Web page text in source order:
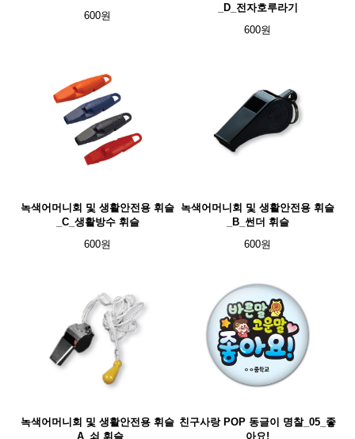
600원
_D_전자호루라기
600원
녹색어머니회 및 생활안전용 휘슬
_C_생활방수 휘슬
600원
녹색어머니회 및 생활안전용 휘슬
_B_썬더 휘슬
600원
녹색어머니회 및 생활안전용 휘슬
_A_쇠 휘슬
친구사랑 POP 동글이 명찰_05_좋
아요!